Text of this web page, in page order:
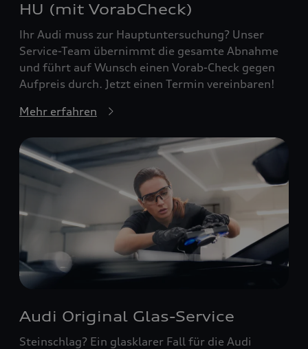
HU (mit VorabCheck)
Ihr Audi muss zur Hauptuntersuchung? Unser
Service-Team übernimmt die gesamte Abnahme
und führt auf Wunsch einen Vorab-Check gegen
Aufpreis durch. Jetzt einen Termin vereinbaren!
Mehr erfahren
Audi Original Glas-Service
Steinschlag? Ein glasklarer Fall für die Audi